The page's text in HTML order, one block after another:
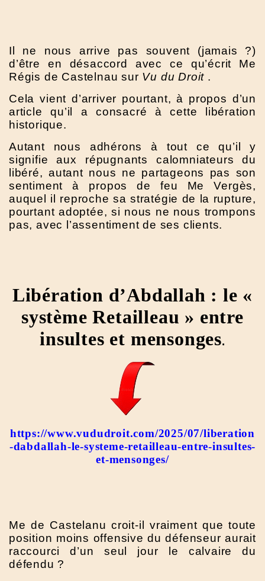
Il ne nous arrive pas souvent (jamais ?)
d’être en désaccord avec ce qu’écrit Me
Régis de Castelnau sur Vu du Droit .
Cela vient d’arriver pourtant, à propos d’un
article qu’il a consacré à cette libération
historique.
Autant nous adhérons à tout ce qu’il y
signifie aux répugnants calomniateurs du
libéré, autant nous ne partageons pas son
sentiment à propos de feu Me Vergès,
auquel il reproche sa stratégie de la rupture,
pourtant adoptée, si nous ne nous trompons
pas, avec l’assentiment de ses clients.
Libération d’Abdallah : le «
système Retailleau » entre
insultes et mensonges.
https://www.vududroit.com/2025/07/liberation
-dabdallah-le-systeme-retailleau-entre-insultes-
et-mensonges/
Me de Castelanu croit-il vraiment que toute
position moins offensive du défenseur aurait
raccourci d’un seul jour le calvaire du
défendu ?